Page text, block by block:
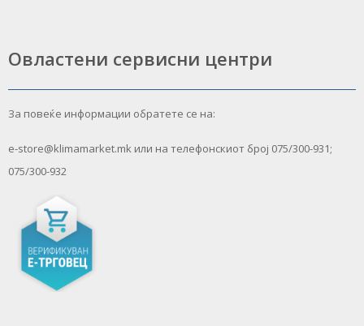
Овластени сервисни центри
За повеќе информации обратете се на:
e-store@klimamarket.mk или на телефонскиот број 075/300-931;
075/300-932